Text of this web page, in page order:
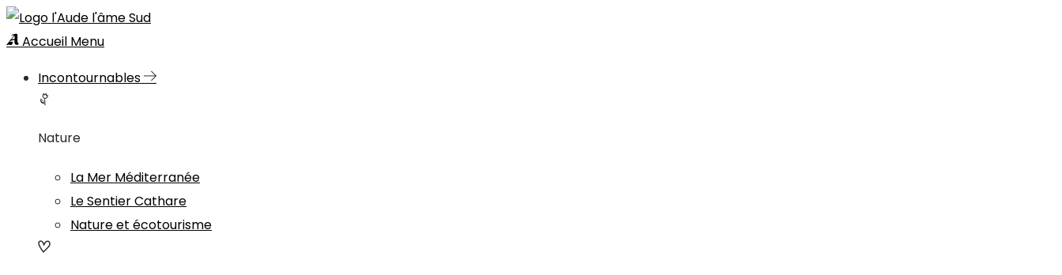
Accueil Menu
Incontournables
Nature
La Mer Méditerranée
Le Sentier Cathare
Nature et écotourisme